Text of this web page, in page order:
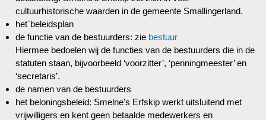
cultuurhistorische waarden in de gemeente Smallingerland.
het`beleidsplan
de functie van de bestuurders: zie bestuur
Hiermee bedoelen wij de functies van de bestuurders die in de
statuten staan, bijvoorbeeld ‘voorzitter’, ‘penningmeester’ en
‘secretaris’.
de namen van de bestuurders
het beloningsbeleid: Smelne's Erfskip werkt uitsluitend met
vrijwilligers en kent geen betaalde medewerkers en